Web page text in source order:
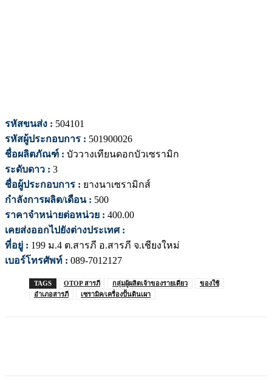
รหัสขนส่ง : 504101
รหัสผู้ประกอบการ : 501900026
ชื่อผลิตภัณฑ์ : บัววางเทียนดอกบัวเซรามิก
ระดับดาว : 3
ชื่อผู้ประกอบการ : ยางนาเซรามิกส์
กำลังการผลิต/เดือน : 500
ราคาจำหน่ายต่อหน่วย : 400.00
เคยส่งออกไปยังต่างประเทศ :
ที่อยู่ : 199 ม.4 ต.สารภี อ.สารภี จ.เชียงใหม่
เบอร์โทรศัพท์ : 089-7012127
TAGS OTOP สารภี กลุ่มผู้ผลิตเจ้าของรายเดียว
ของใช้
อำเภอสารภี
เซรามิค/เครื่องปั้นดินเผา